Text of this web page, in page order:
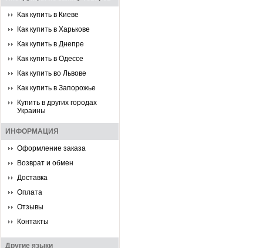
Как купить в Киеве
Как купить в Харькове
Как купить в Днепре
Как купить в Одессе
Как купить во Львове
Как купить в Запорожье
Купить в других городах
Украины
ИНФОРМАЦИЯ
Оформление заказа
Возврат и обмен
Доставка
Оплата
Отзывы
Контакты
Другие языки